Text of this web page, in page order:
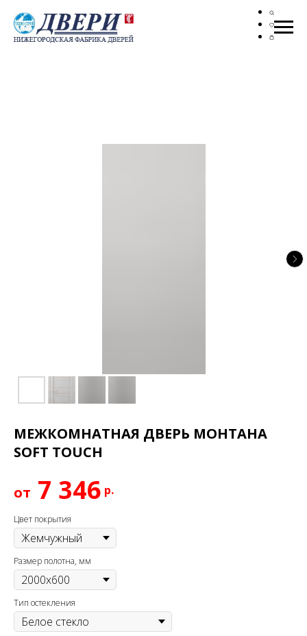
МЕЖКОМНАТНАЯ ДВЕРЬ МОНТАНА
SOFT TOUCH
7 346 р.
Цвет покрытия
Размер полотна, мм
Тип остекления